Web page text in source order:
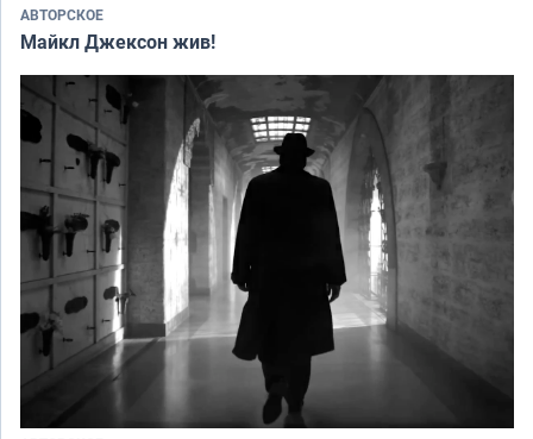
АВТОРСКОЕ
Майкл Джексон жив!